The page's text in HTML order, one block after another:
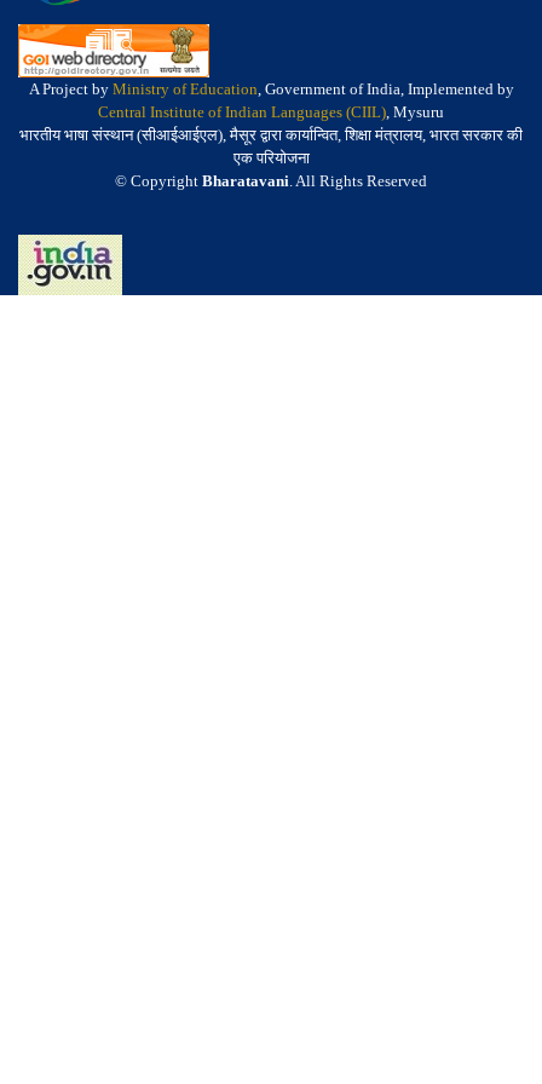
A Project by Ministry of Education, Government of India, Implemented by
Central Institute of Indian Languages (CIIL), Mysuru
भारतीय भाषा संस्थान (सीआईआईएल), मैसूर द्वारा कार्यान्वित, शिक्षा मंत्रालय, भारत सरकार की
एक परियोजना
© Copyright Bharatavani. All Rights Reserved